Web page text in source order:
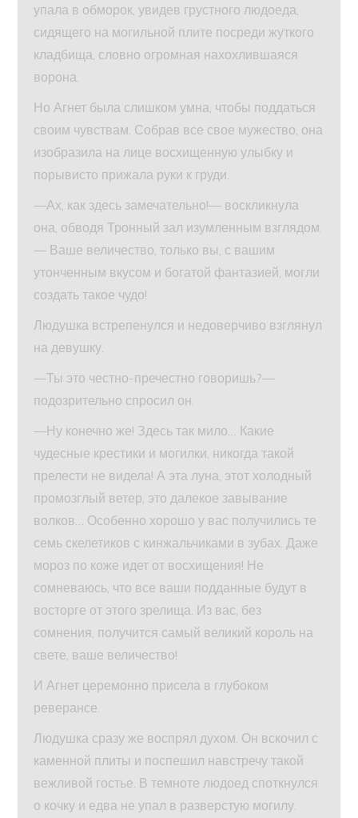
упала в обморок, увидев грустного людоеда,
сидящего на могильной плите посреди жуткого
кладбища, словно огромная нахохлившаяся
ворона.
Но Агнет была слишком умна, чтобы поддаться
своим чувствам. Собрав все свое мужество, она
изобразила на лице восхищенную улыбку и
порывисто прижала руки к груди.
—Ах, как здесь замечательно!— воскликнула
она, обводя Тронный зал изумленным взглядом.
— Ваше величество, только вы, с вашим
утонченным вкусом и богатой фантазией, могли
создать такое чудо!
Людушка встрепенулся и недоверчиво взглянул
на девушку.
—Ты это честно-пречестно говоришь?—
подозрительно спросил он.
—Ну конечно же! Здесь так мило… Какие
чудесные крестики и могилки, никогда такой
прелести не видела! А эта луна, этот холодный
промозглый ветер, это далекое завывание
волков… Особенно хорошо у вас получились те
семь скелетиков с кинжальчиками в зубах. Даже
мороз по коже идет от восхищения! Не
сомневаюсь, что все ваши подданные будут в
восторге от этого зрелища. Из вас, без
сомнения, получится самый великий король на
свете, ваше величество!
И Агнет церемонно присела в глубоком
реверансе.
Людушка сразу же воспрял духом. Он вскочил с
каменной плиты и поспешил навстречу такой
вежливой гостье. В темноте людоед споткнулся
о кочку и едва не упал в разверстую могилу.